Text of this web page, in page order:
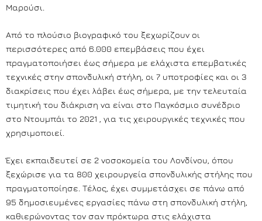
Μαρούσι.
Από το πλούσιο βιογραφικό του ξεχωρίζουν οι
περισσότερες από 6.000 επεμβάσεις που έχει
πραγματοποιήσει έως σήμερα με ελάχιστα επεμβατικές
τεχνικές στην σπονδυλική στήλη, οι 7 υποτροφίες και οι 3
διακρίσεις που έχει λάβει έως σήμερα, με την τελευταία
τιμητική του διάκριση να είναι στο Παγκόσμιο συνέδριο
στο Ντουμπάι το 2021 , για τις χειρουργικές τεχνικές που
χρησιμοποιεί.
Έχει εκπαιδευτεί σε 2 νοσοκομεία του Λονδίνου, όπου
ξεχώρισε για τα 800 χειρουργεία σπονδυλικής στήλης που
πραγματοποίησε. Τέλος, έχει συμμετάσχει σε πάνω από
95 δημοσιευμένες εργασίες πάνω στη σπονδυλική στήλη,
καθιερώνοντας τον σαν πρόκτωρα στις ελάχιστα